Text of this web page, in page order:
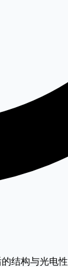
结构与光电